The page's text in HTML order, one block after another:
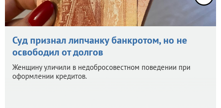
Суд признал липчанку банкротом, но не
освободил от долгов
Женщину уличили в недобросовестном поведении при
оформлении кредитов.